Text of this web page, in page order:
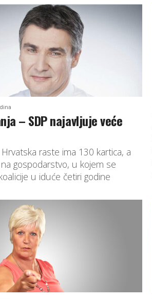
– SDP najavljuje veće
raste ima 130 kartica, a
gospodarstvo, u kojem se
u iduće četiri godine